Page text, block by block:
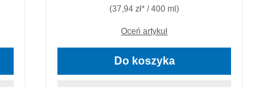
(37,94 zł* / 400 ml)
Oceń artykuł
Do koszyka